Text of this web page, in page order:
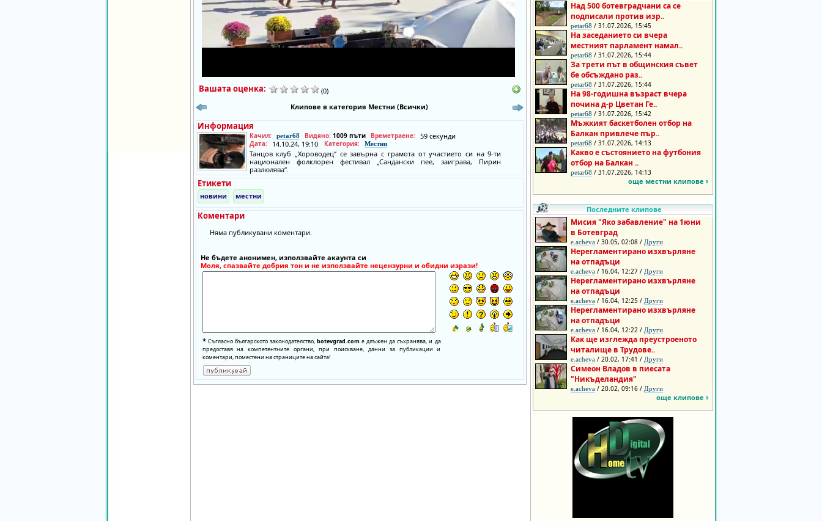
Вашата оценка:
(0)
Клипове в категория Местни (Всички)
Информация
Качил: petar68 Видяно: 1009 пъти Времетраене: 59 секунди
Дата: 14.10.24, 19:10 Категория: Местни
Танцов клуб „Хороводец“ се завърна с грамота от участието си на 9-ти
национален фолклорен фестивал „Сандански пее, заиграва, Пирин
разлюлява“.
Етикети
новини местни
Коментари
Няма публикувани коментари.
Не бъдете анонимен, използвайте акаунта си
Моля, спазвайте добрия тон и не използвайте нецензурни и обидни изрази!
*Съгласно българското законодателство, botevgrad.comе длъжен да съхранява, и да
предоставя на компетентните органи, при поискване, данни за публикации и
коментари, поместени на страниците на сайта!
Над 500 ботевградчани са се
подписали против изр..
petar68 / 31.07.2026, 15:45
На заседанието си вчера
местният парламент намал..
petar68 / 31.07.2026, 15:44
За трети път в общинския съвет
бе обсъждано раз..
petar68 / 31.07.2026, 15:44
На 98-годишна възраст вчера
почина д-р Цветан Ге..
petar68 / 31.07.2026, 15:42
Мъжкият баскетболен отбор на
Балкан привлече пър..
petar68 / 31.07.2026, 14:13
Какво е състоянието на футбония
отбор на Балкан ..
petar68 / 31.07.2026, 14:13
още местни клипове
Последните клипове
Мисия "Яко забавление" на 1юни
в Ботевград
e.acheva / 30.05, 02:08 / Други
Нерегламентирано изхвърляне
на отпадъци
e.acheva / 16.04, 12:27 / Други
Нерегламентирано изхвърляне
на отпадъци
e.acheva / 16.04, 12:25 / Други
Нерегламентирано изхвърляне
на отпадъци
e.acheva / 16.04, 12:22 / Други
Как ще изглежда преустроеното
читалище в Трудове..
e.acheva / 20.02, 17:41 / Други
Симеон Владов в пиесата
"Никъделандия"
e.acheva / 20.02, 09:16 / Други
още клипове